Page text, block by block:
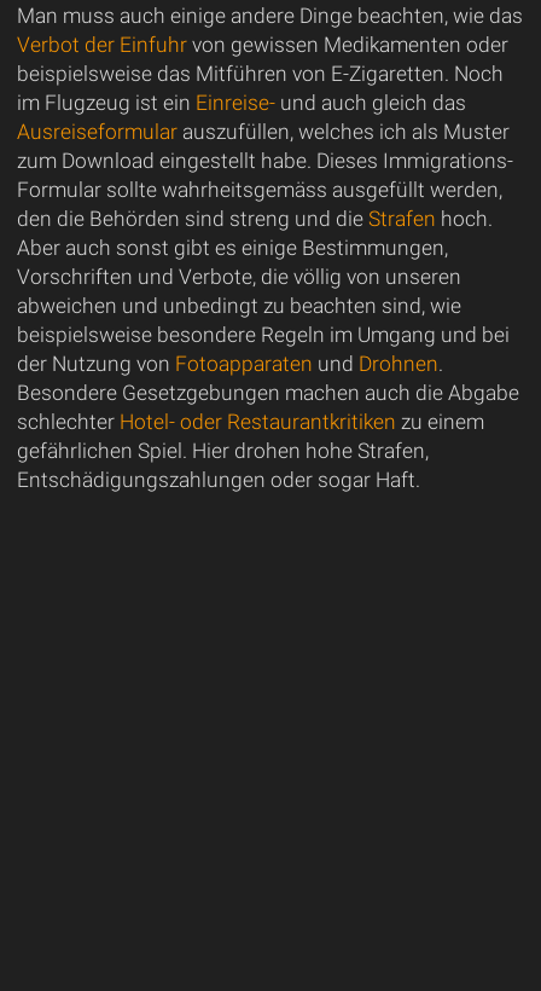
Man muss auch einige andere Dinge beachten, wie das
Verbot der Einfuhrvon gewissen Medikamenten oder
beispielsweise das Mitführen von E-Zigaretten. Noch
im Flugzeug ist ein Einreise-und auch gleich das
Ausreiseformularauszufüllen, welches ich als Muster
zum Download eingestellt habe. Dieses Immigrations-
Formular sollte wahrheitsgemäss ausgefüllt werden,
den die Behörden sind streng und die Strafen hoch.
Aber auch sonst gibt es einige Bestimmungen,
Vorschriften und Verbote, die völlig von unseren
abweichen und unbedingt zu beachten sind, wie
beispielsweise besondere Regeln im Umgang und bei
der Nutzung von Fotoapparaten und Drohnen.
Besondere Gesetzgebungen machen auch die Abgabe
schlechter Hotel- oder Restaurantkritiken zu einem
gefährlichen Spiel. Hier drohen hohe Strafen,
Entschädigungszahlungen oder sogar Haft.